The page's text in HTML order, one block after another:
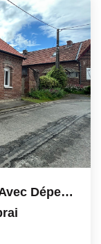
EXCLUSIVITE Maison Renovée Avec Dépendances